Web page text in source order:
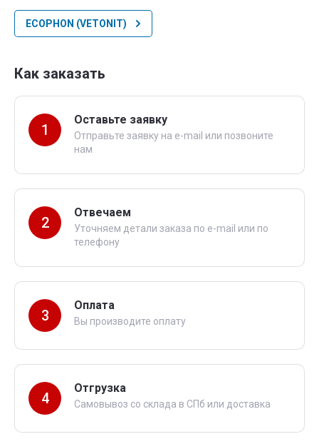
ECOPHON (VETONIT)
Как заказать
1
Оставьте заявку
Отправьте заявку на e-mail или позвоните
нам
2
Отвечаем
Уточняем детали заказа по e-mail или по
телефону
3
Оплата
Вы производите оплату
4
Отгрузка
Самовывоз со склада в СПб или доставка